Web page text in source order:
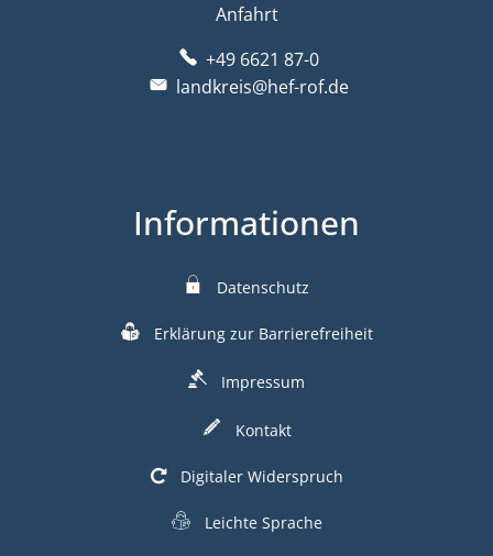
Anfahrt
+49 6621 87-0
landkreis@hef-rof.de
Informationen
Datenschutz
Erklärung zur Barrierefreiheit
Impressum
Kontakt
Digitaler Widerspruch
Leichte Sprache